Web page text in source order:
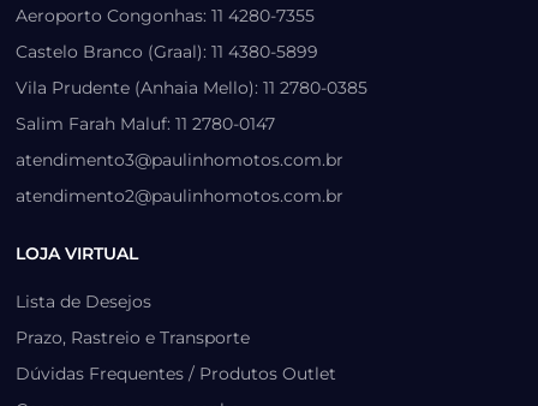
Aeroporto Congonhas: 11 4280-7355
Castelo Branco (Graal): 11 4380-5899
Vila Prudente (Anhaia Mello): 11 2780-0385
Salim Farah Maluf: 11 2780-0147
atendimento3@paulinhomotos.com.br
atendimento2@paulinhomotos.com.br
LOJA VIRTUAL
Lista de Desejos
Prazo, Rastreio e Transporte
Dúvidas Frequentes / Produtos Outlet